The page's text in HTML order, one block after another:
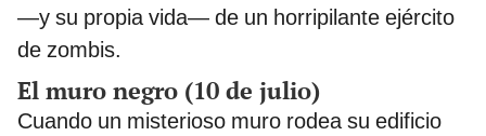
—y su propia vida— de un horripilante ejército
de zombis.
El muro negro (10 de julio)
Cuando un misterioso muro rodea su edificio